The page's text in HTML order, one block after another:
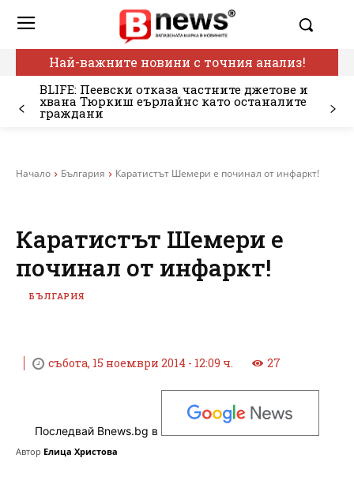
Най-важните новини с точния анализ!
BLIFE: Пеевски отказа частните джетове и
хвана Тюркиш еърлайнс като останалите
граждани
Начало България Каратистът Шемери е починал от инфаркт!
Каратистът Шемери е
починал от инфаркт!
БЪЛГАРИЯ
събота, 15 ноември 2014 - 12:09 ч. 27
Последвай Bnews.bg в
Автор Елица Христова